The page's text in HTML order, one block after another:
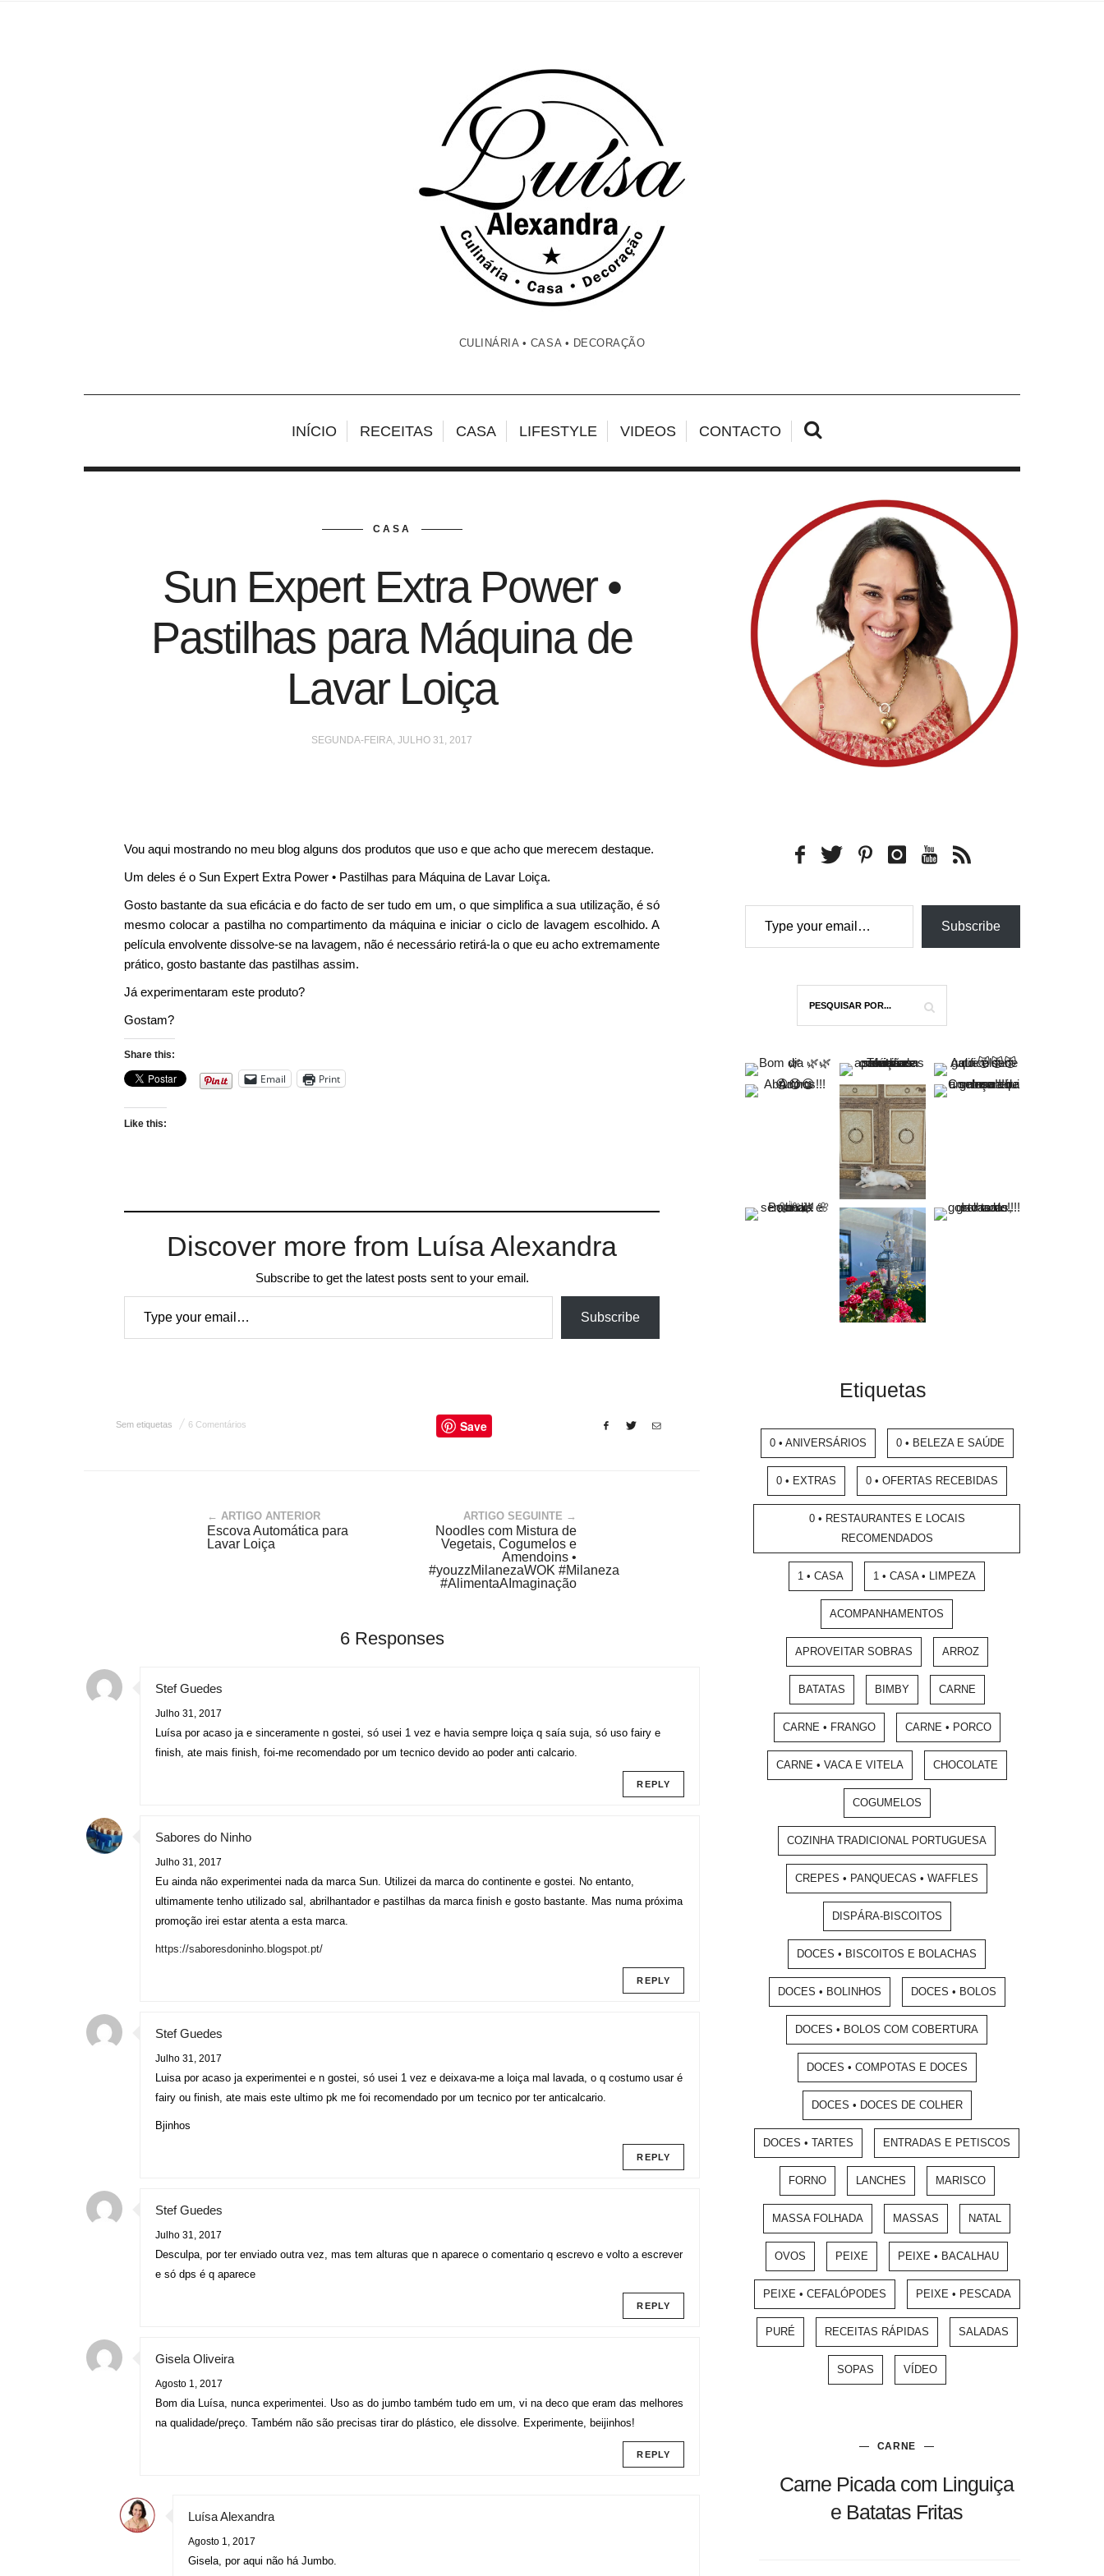
CULINÁRIA • CASA • DECORAÇÃO
INÍCIO RECEITAS CASA LIFESTYLE VIDEOS CONTACTO
CASA
Sun Expert Extra Power •
Pastilhas para Máquina de
Lavar Loiça
SEGUNDA-FEIRA, JULHO 31, 2017
Vou aqui mostrando no meu blog alguns dos produtos que uso e que acho que merecem destaque.
Um deles é o Sun Expert Extra Power • Pastilhas para Máquina de Lavar Loiça.
Gosto bastante da sua eficácia e do facto de ser tudo em um, o que simplifica a sua utilização, é só
mesmo colocar a pastilha no compartimento da máquina e iniciar o ciclo de lavagem escolhido. A
película envolvente dissolve-se na lavagem, não é necessário retirá-la o que eu acho extremamente
prático, gosto bastante das pastilhas assim.
Já experimentaram este produto?
Gostam?
Share this:
Email Print
Like this:
Discover more from Luísa Alexandra
Subscribe to get the latest posts sent to your email.
Type your email…
Subscribe
Sem etiquetas 6 Comentários Save
← ARTIGO ANTERIOR
Escova Automática para
Lavar Loiça
ARTIGO SEGUINTE →
Noodles com Mistura de
Vegetais, Cogumelos e
Amendoins •
#youzzMilanezaWOK #Milaneza
#AlimentaAImaginação
6 Responses
Stef Guedes
Julho 31, 2017
Luísa por acaso ja e sinceramente n gostei, só usei 1 vez e havia sempre loiça q saía suja, só uso fairy e
finish, ate mais finish, foi-me recomendado por um tecnico devido ao poder anti calcario.
REPLY
Sabores do Ninho
Julho 31, 2017
Eu ainda não experimentei nada da marca Sun. Utilizei da marca do continente e gostei. No entanto,
ultimamente tenho utilizado sal, abrilhantador e pastilhas da marca finish e gosto bastante. Mas numa próxima
promoção irei estar atenta a esta marca.
https://saboresdoninho.blogspot.pt/
REPLY
Stef Guedes
Julho 31, 2017
Luisa por acaso ja experimentei e n gostei, só usei 1 vez e deixava-me a loiça mal lavada, o q costumo usar é
fairy ou finish, ate mais este ultimo pk me foi recomendado por um tecnico por ter anticalcario.
Bjinhos
REPLY
Stef Guedes
Julho 31, 2017
Desculpa, por ter enviado outra vez, mas tem alturas que n aparece o comentario q escrevo e volto a escrever
e só dps é q aparece
REPLY
Gisela Oliveira
Agosto 1, 2017
Bom dia Luísa, nunca experimentei. Uso as do jumbo também tudo em um, vi na deco que eram das melhores
na qualidade/preço. Também não são precisas tirar do plástico, ele dissolve. Experimente, beijinhos!
REPLY
Luísa Alexandra
Agosto 1, 2017
Gisela, por aqui não há Jumbo.
Type your email…
Subscribe
Etiquetas
0 • ANIVERSÁRIOS 0 • BELEZA E SAÚDE
0 • EXTRAS 0 • OFERTAS RECEBIDAS
0 • RESTAURANTES E LOCAIS
RECOMENDADOS
1 • CASA 1 • CASA • LIMPEZA
ACOMPANHAMENTOS
APROVEITAR SOBRAS ARROZ
BATATAS BIMBY CARNE
CARNE • FRANGO CARNE • PORCO
CARNE • VACA E VITELA CHOCOLATE
COGUMELOS
COZINHA TRADICIONAL PORTUGUESA
CREPES • PANQUECAS • WAFFLES
DISPÁRA-BISCOITOS
DOCES • BISCOITOS E BOLACHAS
DOCES • BOLINHOS DOCES • BOLOS
DOCES • BOLOS COM COBERTURA
DOCES • COMPOTAS E DOCES
DOCES • DOCES DE COLHER
DOCES • TARTES ENTRADAS E PETISCOS
FORNO LANCHES MARISCO
MASSA FOLHADA MASSAS NATAL
OVOS PEIXE PEIXE • BACALHAU
PEIXE • CEFALÓPODES PEIXE • PESCADA
PURÉ RECEITAS RÁPIDAS SALADAS
SOPAS VÍDEO
CARNE
Carne Picada com Linguiça
e Batatas Fritas